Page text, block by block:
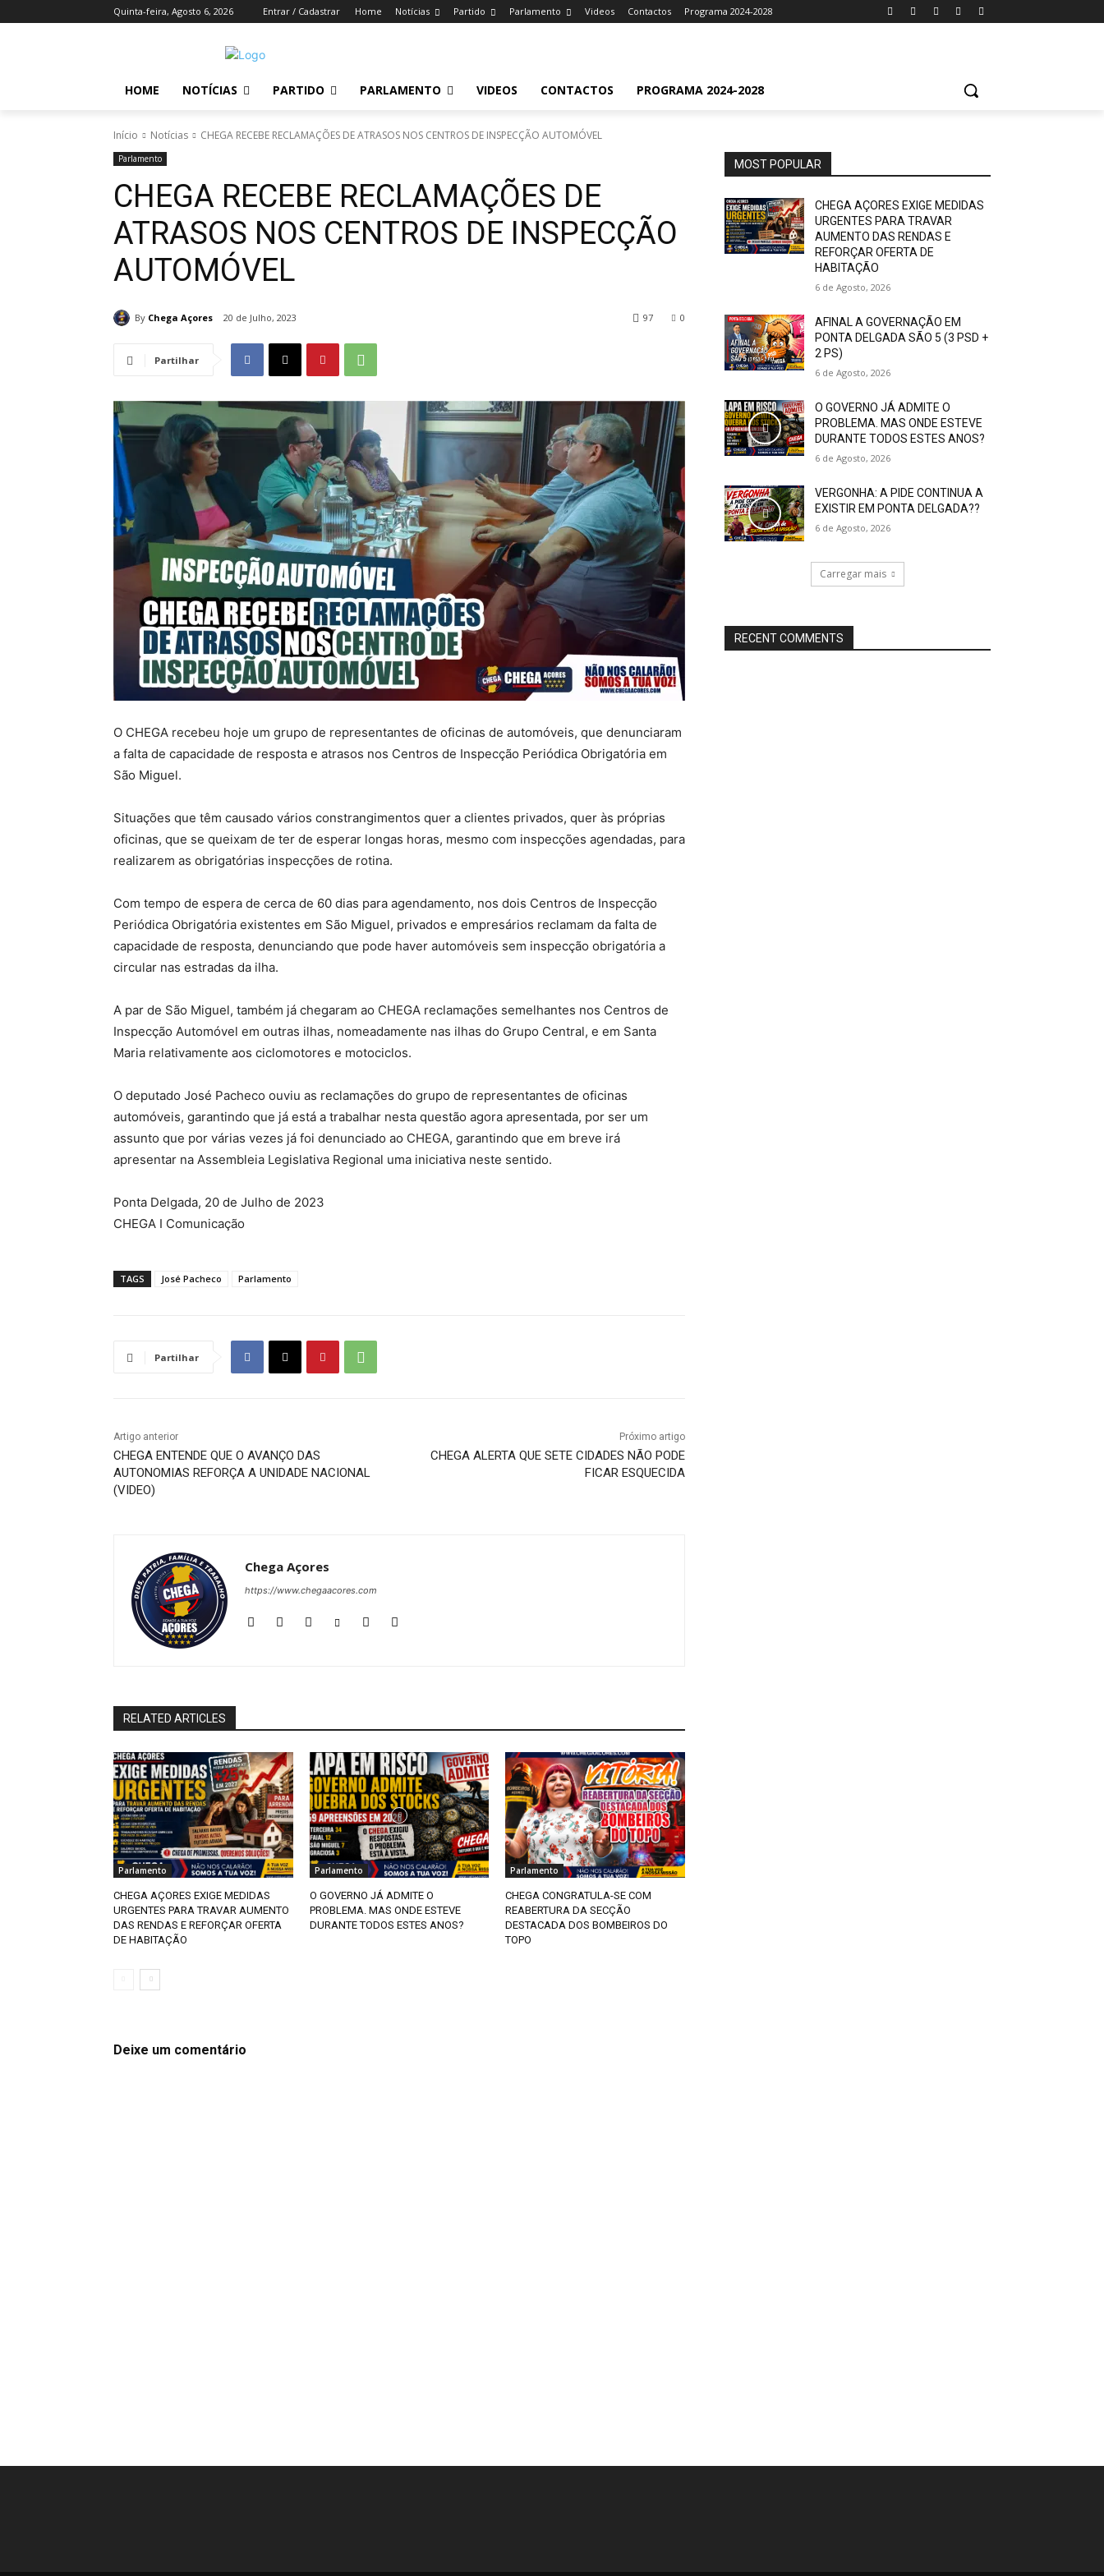
Quinta-feira, Agosto 6, 2026 Entrar / Cadastrar Home Notícias Partido Parlamento Videos Contactos Programa 2024-2028
HOME NOTÍCIAS PARTIDO PARLAMENTO VIDEOS CONTACTOS PROGRAMA 2024-2028
Início Notícias CHEGA RECEBE RECLAMAÇÕES DE ATRASOS NOS CENTROS DE INSPECÇÃO AUTOMÓVEL
Parlamento
CHEGA RECEBE RECLAMAÇÕES DE
ATRASOS NOS CENTROS DE INSPECÇÃO
AUTOMÓVEL
By Chega Açores 20 de Julho, 2023 0
97
Partilhar
O CHEGA recebeu hoje um grupo de representantes de oficinas de automóveis, que denunciaram
a falta de capacidade de resposta e atrasos nos Centros de Inspecção Periódica Obrigatória em
São Miguel.
Situações que têm causado vários constrangimentos quer a clientes privados, quer às próprias
oficinas, que se queixam de ter de esperar longas horas, mesmo com inspecções agendadas, para
realizarem as obrigatórias inspecções de rotina.
Com tempo de espera de cerca de 60 dias para agendamento, nos dois Centros de Inspecção
Periódica Obrigatória existentes em São Miguel, privados e empresários reclamam da falta de
capacidade de resposta, denunciando que pode haver automóveis sem inspecção obrigatória a
circular nas estradas da ilha.
A par de São Miguel, também já chegaram ao CHEGA reclamações semelhantes nos Centros de
Inspecção Automóvel em outras ilhas, nomeadamente nas ilhas do Grupo Central, e em Santa
Maria relativamente aos ciclomotores e motociclos.
O deputado José Pacheco ouviu as reclamações do grupo de representantes de oficinas
automóveis, garantindo que já está a trabalhar nesta questão agora apresentada, por ser um
assunto que por várias vezes já foi denunciado ao CHEGA, garantindo que em breve irá
apresentar na Assembleia Legislativa Regional uma iniciativa neste sentido.
Ponta Delgada, 20 de Julho de 2023
CHEGA I Comunicação
TAGS José Pacheco Parlamento
Partilhar
Artigo anterior
CHEGA ENTENDE QUE O AVANÇO DAS
AUTONOMIAS REFORÇA A UNIDADE NACIONAL
(VIDEO)
Próximo artigo
CHEGA ALERTA QUE SETE CIDADES NÃO PODE
FICAR ESQUECIDA
Chega Açores
https://www.chegaacores.com
RELATED ARTICLES
Parlamento
CHEGA AÇORES EXIGE MEDIDAS
URGENTES PARA TRAVAR AUMENTO
DAS RENDAS E REFORÇAR OFERTA
DE HABITAÇÃO
Parlamento
O GOVERNO JÁ ADMITE O
PROBLEMA. MAS ONDE ESTEVE
DURANTE TODOS ESTES ANOS?
Parlamento
CHEGA CONGRATULA-SE COM
REABERTURA DA SECÇÃO
DESTACADA DOS BOMBEIROS DO
TOPO
Deixe um comentário
MOST POPULAR
CHEGA AÇORES EXIGE MEDIDAS
URGENTES PARA TRAVAR
AUMENTO DAS RENDAS E
REFORÇAR OFERTA DE
HABITAÇÃO
6 de Agosto, 2026
AFINAL A GOVERNAÇÃO EM
PONTA DELGADA SÃO 5 (3 PSD +
2 PS)
6 de Agosto, 2026
O GOVERNO JÁ ADMITE O
PROBLEMA. MAS ONDE ESTEVE
DURANTE TODOS ESTES ANOS?
6 de Agosto, 2026
VERGONHA: A PIDE CONTINUA A
EXISTIR EM PONTA DELGADA??
6 de Agosto, 2026
Carregar mais
RECENT COMMENTS